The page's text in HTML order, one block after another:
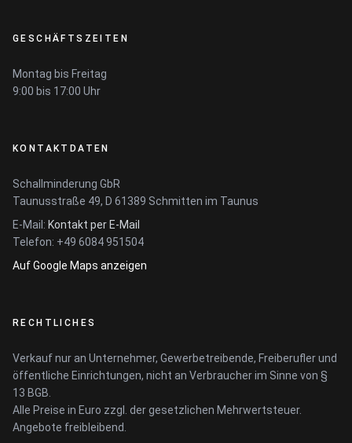
GESCHÄFTSZEITEN
Montag bis Freitag
9:00 bis 17:00 Uhr
KONTAKTDATEN
Schallminderung GbR
Taunusstraße 49, D 61389 Schmitten im Taunus
E-Mail: Kontakt per E-Mail
Telefon: +49 6084 951504
Auf Google Maps anzeigen
RECHTLICHES
Verkauf nur an Unternehmer, Gewerbetreibende, Freiberufler und
öffentliche Einrichtungen, nicht an Verbraucher im Sinne von §
13 BGB.
Alle Preise in Euro zzgl. der gesetzlichen Mehrwertsteuer.
Angebote freibleibend.